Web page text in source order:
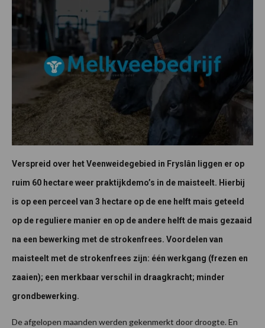
Verspreid over het Veenweidegebied in Fryslân liggen er op
ruim 60 hectare weer praktijkdemo’s in de maisteelt. Hierbij
is op een perceel van 3 hectare op de ene helft mais geteeld
op de reguliere manier en op de andere helft de mais gezaaid
na een bewerking met de strokenfrees. Voordelen van
maisteelt met de strokenfrees zijn: één werkgang (frezen en
zaaien); een merkbaar verschil in draagkracht; minder
grondbewerking.
De afgelopen maanden werden gekenmerkt door droogte. En